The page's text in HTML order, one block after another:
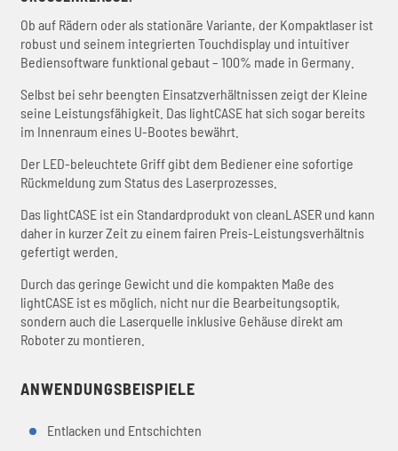
Ob auf Rädern oder als stationäre Variante, der Kompaktlaser ist
robust und seinem integrierten Touchdisplay und intuitiver
Bediensoftware funktional gebaut – 100% made in Germany.
Selbst bei sehr beengten Einsatzverhältnissen zeigt der Kleine
seine Leistungsfähigkeit. Das lightCASE hat sich sogar bereits
im Innenraum eines U-Bootes bewährt.
Der LED-beleuchtete Griff gibt dem Bediener eine sofortige
Rückmeldung zum Status des Laserprozesses.
Das lightCASE ist ein Standardprodukt von cleanLASER und kann
daher in kurzer Zeit zu einem fairen Preis-Leistungsverhältnis
gefertigt werden.
Durch das geringe Gewicht und die kompakten Maße des
lightCASE ist es möglich, nicht nur die Bearbeitungsoptik,
sondern auch die Laserquelle inklusive Gehäuse direkt am
Roboter zu montieren.
ANWENDUNGSBEISPIELE
Entlacken und Entschichten